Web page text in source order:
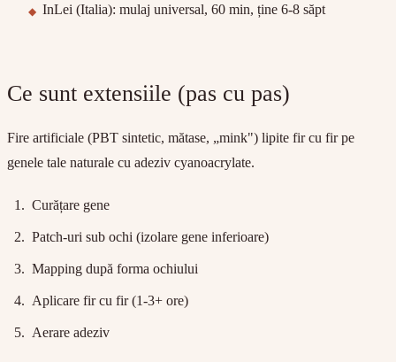
InLei (Italia): mulaj universal, 60 min, ține 6-8 săpt
Ce sunt extensiile (pas cu pas)
Fire artificiale (PBT sintetic, mătase, „mink") lipite fir cu fir pe
genele tale naturale cu adeziv cyanoacrylate.
Curățare gene
Patch-uri sub ochi (izolare gene inferioare)
Mapping după forma ochiului
Aplicare fir cu fir (1-3+ ore)
Aerare adeziv